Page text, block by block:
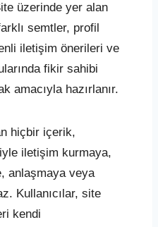
üzerinde yer alan
semtler, profil
iletişim önerileri ve
fikir sahibi
amacıyla hazırlanır.
hiçbir içerik,
iletişim kurmaya,
anlaşmaya veya
Kullanıcılar, site
kendi